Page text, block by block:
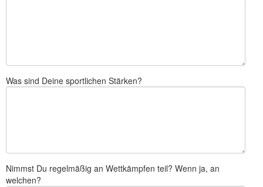
Was sind Deine sportlichen Stärken?
Nimmst Du regelmäßig an Wettkämpfen teil? Wenn ja, an
welchen?